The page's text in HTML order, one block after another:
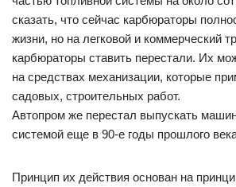
сказать, что сейчас карбюраторы
жизни, но на легковой и коммерческий
карбюраторы ставить перестали. Их
на средствах механизации, которые
садовых, строительных работ.
Автопром же перестал выпускать
системой еще в 90-е годы прошлого
Принцип их действия основан на